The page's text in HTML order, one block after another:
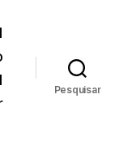
Pesquisar